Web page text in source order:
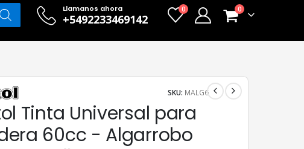
Llamanos ahora
+5492233469142
0 0
Tinta Universal para
60cc - Algarrobo
SKU: MALG6